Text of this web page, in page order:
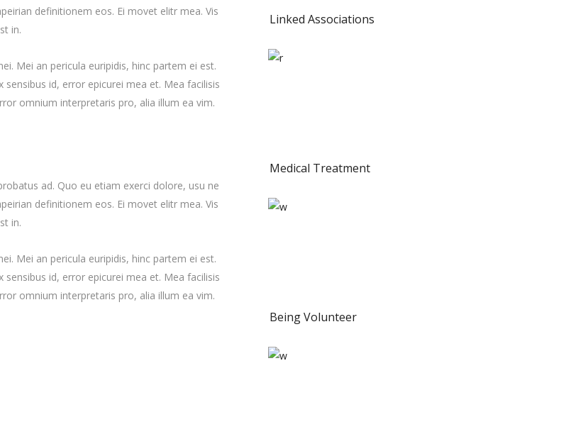
definitionem eos. Ei movet elitr mea. Vis
in.
Mei an pericula euripidis, hinc partem ei est.
id, error epicurei mea et. Mea facilisis
omnium interpretaris pro, alia illum ea vim.
ad. Quo eu etiam exerci dolore, usu ne
definitionem eos. Ei movet elitr mea. Vis
in.
Mei an pericula euripidis, hinc partem ei est.
id, error epicurei mea et. Mea facilisis
omnium interpretaris pro, alia illum ea vim.
Linked Associations
Medical Treatment
Being Volunteer